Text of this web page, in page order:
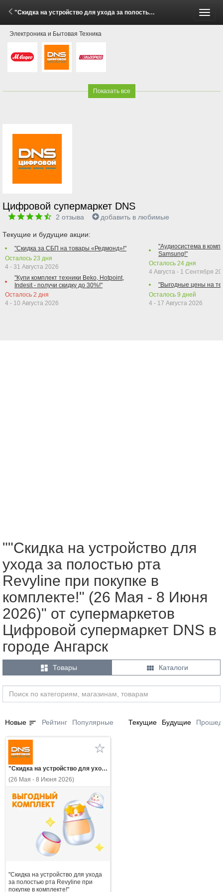
"Скидка на устройство для ухода за полостью рта Revyline при покупке в комплекте!" (26 Мая - 8 Июня 2026)
Электроника и Бытовая Техника
Показать все
Цифровой супермаркет DNS
2 отзыва добавить в любимые
Текущие и будущие акции:
"Скидка за СБП на товары «Редмонд»!"
Осталось 23 дня
4 - 31 Августа 2026
"Купи комплект техники Beko, Hotpoint,
Indesit - получи скидку до 30%!"
Осталось 2 дня
4 - 10 Августа 2026
"Аудиосистема в
Samsung!"
Осталось 24 дня
4 Августа - 1 Сентября
"Выгодные цены на
Осталось 9 дней
4 - 17 Августа 2026
""Скидка на устройство для
ухода за полостью рта
Revyline при покупке в
комплекте!" (26 Мая - 8 Июня
2026)" от супермаркетов
Цифровой супермаркет DNS в
городе Ангарск
 Товары  Каталоги
Новые sort Рейтинг Популярные Текущие Будущие
"Скидка на устройство для ухода за полостью рта Revyline при покупке в комплекте!"
(26 Мая - 8 Июня 2026)
"Скидка на устройство для ухода
за полостью рта Revyline при
покупке в комплекте!"